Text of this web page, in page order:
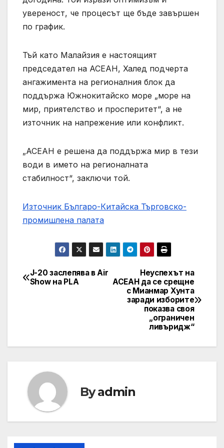
увереност, че процесът ще бъде завършен
по график.
Тъй като Малайзия е настоящият
председател на АСЕАН, Халед подчерта
ангажимента на регионалния блок да
поддържа Южнокитайско море „море на
мир, приятелство и просперитет“, а не
източник на напрежение или конфликт.
„АСЕАН е решена да поддържа мир в тези
води в името на регионалната
стабилност“, заключи той.
Източник Българо-Китайска Търговско-
промишлена палaта
Навигация
Неуспехът на
АСЕАН да се срещне
с Мианмар Хунта
заради изборите
показва своя
„ограничен
ливъридж“
J-20 заслепява в Air
Show на PLA
Byadmin